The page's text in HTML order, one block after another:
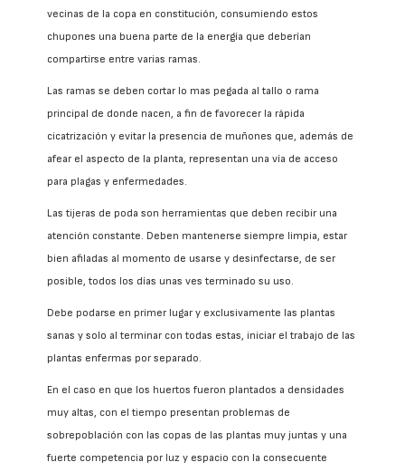
vecinas de la copa en constitución, consumiendo estos
chupones una buena parte de la energía que deberían
compartirse entre varias ramas.
Las ramas se deben cortar lo mas pegada al tallo o rama
principal de donde nacen, a fin de favorecer la rápida
cicatrización y evitar la presencia de muñones que, además de
afear el aspecto de la planta, representan una vía de acceso
para plagas y enfermedades.
Las tijeras de poda son herramientas que deben recibir una
atención constante. Deben mantenerse siempre limpia, estar
bien afiladas al momento de usarse y desinfectarse, de ser
posible, todos los días unas ves terminado su uso.
Debe podarse en primer lugar y exclusivamente las plantas
sanas y solo al terminar con todas estas, iniciar el trabajo de las
plantas enfermas por separado.
En el caso en que los huertos fueron plantados a densidades
muy altas, con el tiempo presentan problemas de
sobrepoblación con las copas de las plantas muy juntas y una
fuerte competencia por luz y espacio con la consecuente